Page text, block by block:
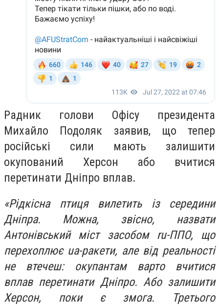
Радник голови Офісу президента
Михайло Подоляк заявив, що тепер
російські сили мають залишити
окупований Херсон або вчитися
перетинати Дніпро вплав.
«Рідкісна птиця вилетить із середини
Дніпра. Можна, звісно, назвати
Антонівський міст засобом ru-ППО, що
перехоплює ua-ракети, але від реальності
не втечеш: окупантам варто вчитися
вплав перетинати Дніпро. Або залишити
Херсон, поки є змога. Третього